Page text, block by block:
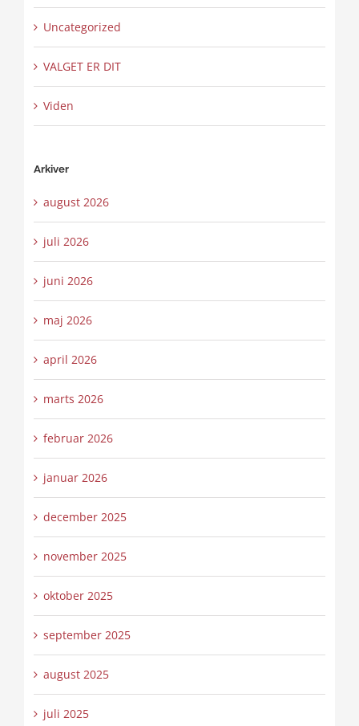
Uncategorized
VALGET ER DIT
Viden
Arkiver
august 2026
juli 2026
juni 2026
maj 2026
april 2026
marts 2026
februar 2026
januar 2026
december 2025
november 2025
oktober 2025
september 2025
august 2025
juli 2025